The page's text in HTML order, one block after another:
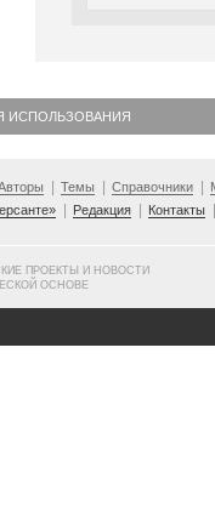
ИСПОЛЬЗОВАНИЯ
Темы Справочники
Редакция Контакты
ПРОЕКТЫ И НОВОСТИ
ОСНОВЕ